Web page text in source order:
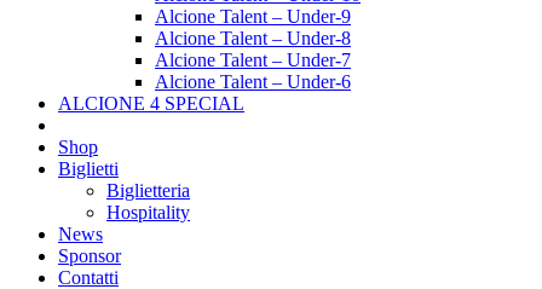
Alcione Talent – Under-9
Alcione Talent – Under-8
Alcione Talent – Under-7
Alcione Talent – Under-6
ALCIONE 4 SPECIAL
Shop
Biglietti
Biglietteria
Hospitality
News
Sponsor
Contatti